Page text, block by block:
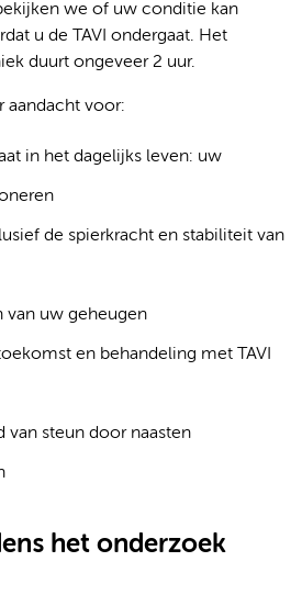
we of uw conditie kan
u de TAVI ondergaat. Het
duurt ongeveer 2 uur.
aandacht voor:
in het dagelijks leven: uw
de spierkracht en stabiliteit van
van uw geheugen
en behandeling met TAVI
van steun door naasten
het onderzoek